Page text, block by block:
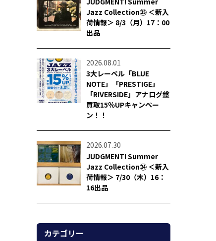
Jazz Collection㉕ ＜新入
荷情報＞ 8/3（月）17：00
出品
2026.08.01
3大レーベル「BLUE
NOTE」「PRESTIGE」
「RIVERSIDE」アナログ盤
買取15％UPキャンペー
ン！！
2026.07.30
JUDGMENT! Summer
Jazz Collection㉔ ＜新入
荷情報＞ 7/30（木）16：
16出品
カテゴリー